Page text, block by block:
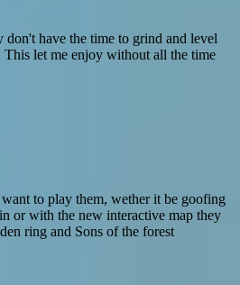
have the time to grind and level
let me enjoy without all the time
to play them, wether it be goofing
or with the new interactive map they
ring and Sons of the forest